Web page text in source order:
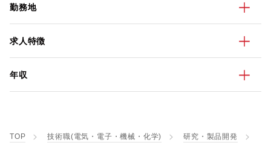
勤務地
求人特徴
年収
TOP 技術職(電気・電子・機械・化学) 研究・製品開発